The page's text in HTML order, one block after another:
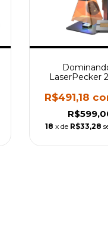
LaserPecker
R$491,18
18 x de R$33,28